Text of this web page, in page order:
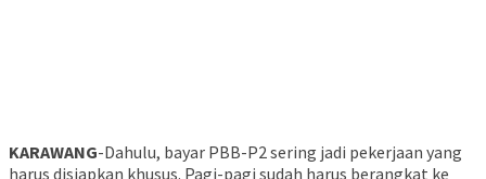
KARAWANG-Dahulu, bayar PBB-P2 sering jadi pekerjaan yang
harus disiapkan khusus. Pagi-pagi sudah harus berangkat ke